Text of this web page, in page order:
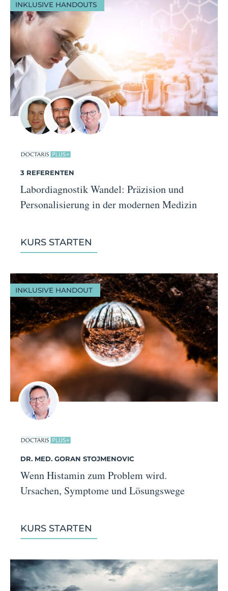
INKLUSIVE HANDOUTS
3 REFERENTEN
Labordiagnostik Wandel: Präzision und
Personalisierung in der modernen Medizin
KURS STARTEN
INKLUSIVE HANDOUT
DR. MED. GORAN STOJMENOVIC
Wenn Histamin zum Problem wird.
Ursachen, Symptome und Lösungswege
KURS STARTEN